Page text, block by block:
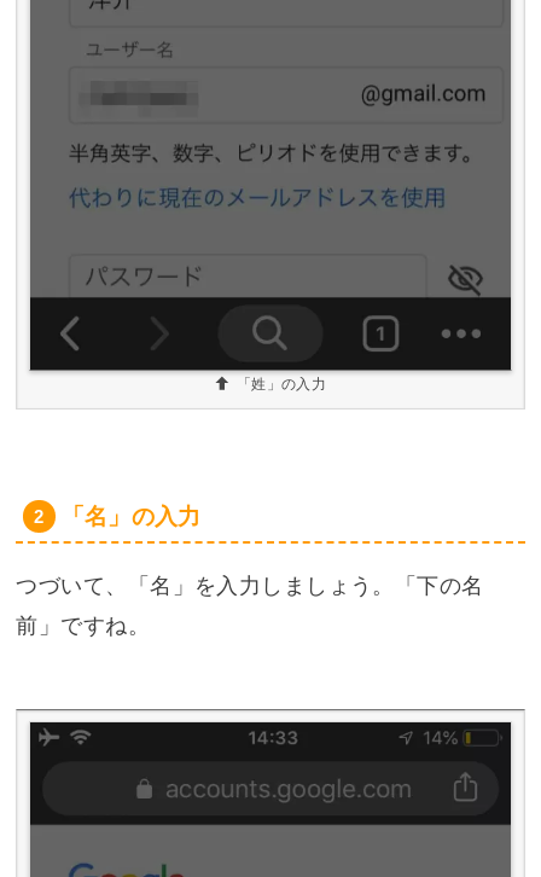
「姓」の入力
「名」の入力
つづいて、「名」を入力しましょう。「下の名
前」ですね。